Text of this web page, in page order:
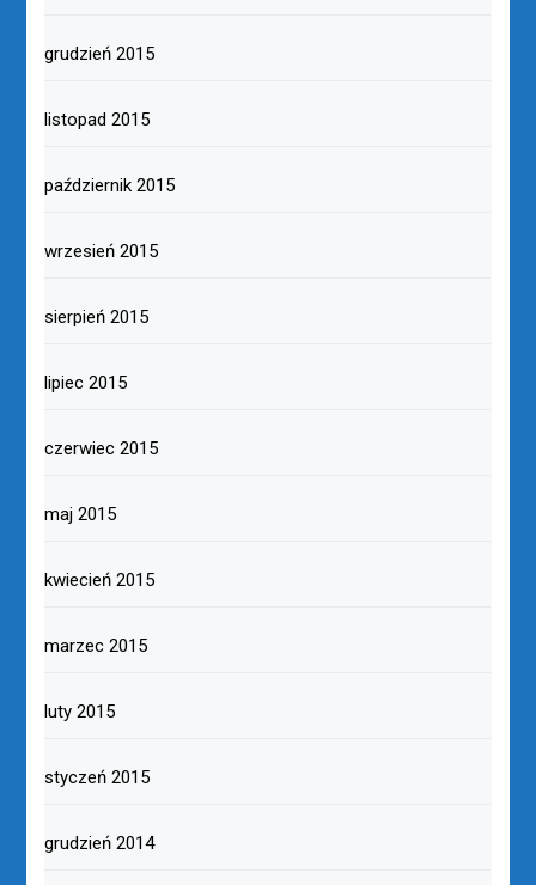
grudzień 2015
listopad 2015
październik 2015
wrzesień 2015
sierpień 2015
lipiec 2015
czerwiec 2015
maj 2015
kwiecień 2015
marzec 2015
luty 2015
styczeń 2015
grudzień 2014